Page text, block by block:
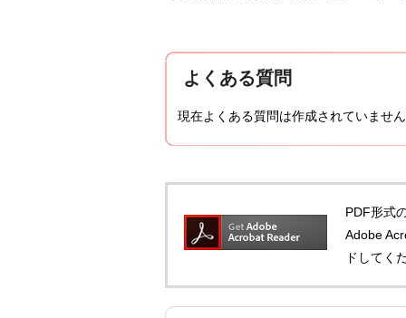
よくある質問
現在よくある質問は作成されていませ
PDF形式
Adobe
ドしてく